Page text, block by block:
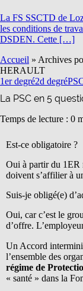
La FS SSCTD de
les conditions de
DSDEN. Cette […]
Accueil » Archives
HERAULT
1er degré2d degré
La PSC en 5
Temps de lecture : 0
Est-ce obligatoire ?
Oui à partir du 1ER
doivent s’affilier à
Suis-je obligé(e)
Oui, car c’est le
d’offre.
Un Accord
l’ensemble des
régime de
« santé » dans la